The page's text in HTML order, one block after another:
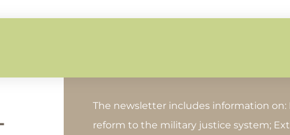
The newsletter includes information on:
reform to the military justice system;